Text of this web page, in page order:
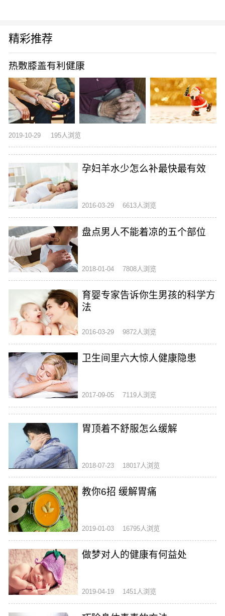
精彩推荐
热敷膝盖有利健康
2019-10-29 195人浏览
孕妇羊水少怎么补最快最有效
2016-03-29 6613人浏览
盘点男人不能着凉的五个部位
2018-01-04 7808人浏览
育婴专家告诉你生男孩的科学方
法
2016-03-29 9872人浏览
卫生间里六大惊人健康隐患
2017-09-05 7119人浏览
胃顶着不舒服怎么缓解
2018-07-23 18017人浏览
教你6招 缓解胃痛
2019-01-03 16795人浏览
做梦对人的健康有何益处
2019-04-19 1451人浏览